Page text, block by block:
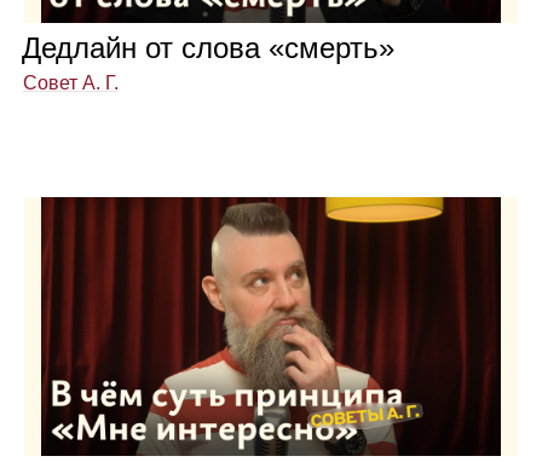
Дед­лайн от слова «смерть»
Совет А. Г.